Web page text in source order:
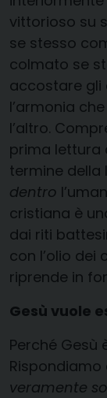
vittorioso su
se stesso
colmato se
accostare gli
l’armonia
l’altro.
prima lettura
termine della
dentro
cristiana è
dai riti
con l’olio dei
riprende in
Gesù vuole
Perché Gesù
veramente